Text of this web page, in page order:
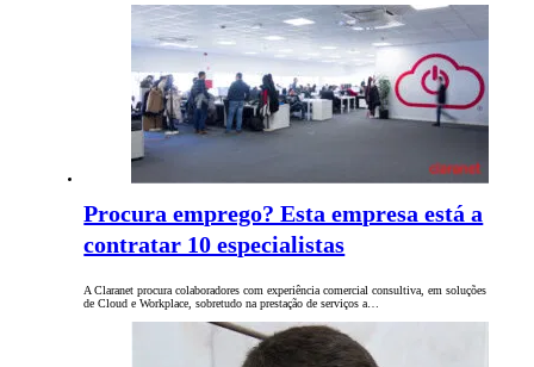
Procura emprego? Esta empresa está a
contratar 10 especialistas
A Claranet procura colaboradores com experiência comercial consultiva, em soluções
de Cloud e Workplace, sobretudo na prestação de serviços a…